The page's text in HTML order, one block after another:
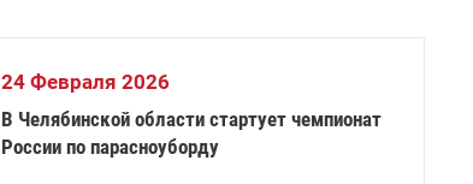
24 Февраля 2026
В Челябинской области стартует чемпионат
России по парасноуборду